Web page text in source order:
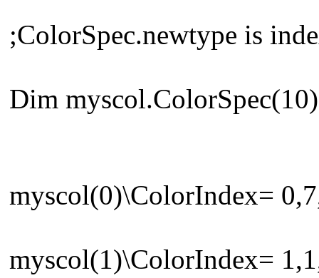
;ColorSpec.newtype is
Dim
myscol(0)\ColorIndex=
myscol(1)\ColorIndex=